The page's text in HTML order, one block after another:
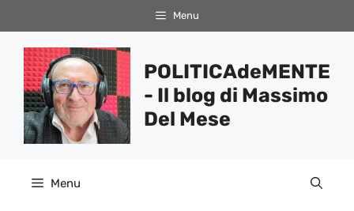
al
contenuto
Menu
POLITICAdeMENTE
- Il blog di Massimo
Del Mese
Menu